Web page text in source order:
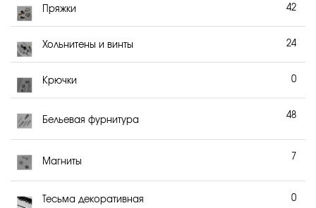
Пряжки 42
Хольнитены и винты 24
Крючки 0
Бельевая фурнитура
48
Магниты
7
Тесьма декоративная 0